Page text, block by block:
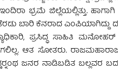
ಭ್ರಮೆ ಜಿಲ್ಲೆಯಲ್ಲಿತ್ತು.
ಬಾರಿ ಕೆನರಾದ ಎಂಪಿಯಾಗಿದ್ದು
ಪ್ರಸಿದ್ಧ ಸಾಹಿತಿ ಮನೋಹರ್
ಆತ ಸೋತರು.
ಜನರ ನಾಡಿಬಡಿತ ಬಲ್ಲವರ